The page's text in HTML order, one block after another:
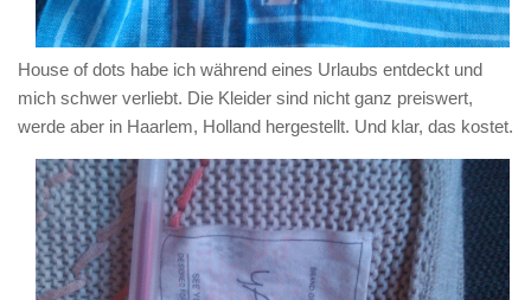
House of dots habe ich während eines Urlaubs entdeckt und
mich schwer verliebt. Die Kleider sind nicht ganz preiswert,
werde aber in Haarlem, Holland hergestellt. Und klar, das kostet.